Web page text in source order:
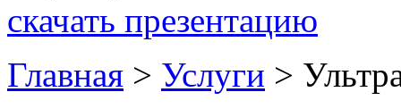
скачать презентацию
Главная > Услуги >